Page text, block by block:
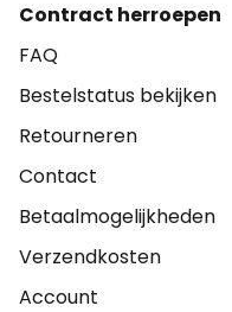
Contract herroepen
FAQ
Bestelstatus bekijken
Retourneren
Contact
Betaalmogelijkheden
Verzendkosten
Account